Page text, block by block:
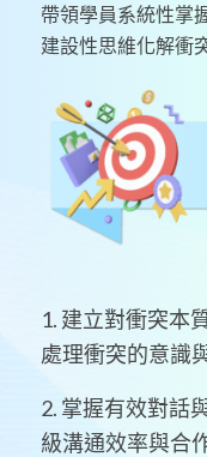
帶領學員系統性掌
建設性思維化解衝
1. 建立對衝突本
處理衝突的意識
2. 掌握有效對話
級溝通效率與合